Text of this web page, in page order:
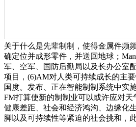
关于什么是先辈制制，使得金属件频
确定位并成形零件，并送回地球；
军、空军、国防后勤局以及长办公室
项目，(6)AM对人类可持续成长的主
国度。发布、正在智能制制系统中实
FM打算使新的制制业可以或许应对天
健康差距、社会和经济鸿沟、边缘化
脚以及可持续性等紧迫的社会挑和，此